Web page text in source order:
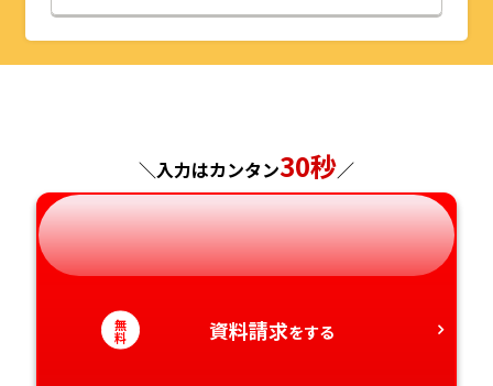
山形県
千葉県
神奈川県
福井県
長野県
岐阜県
静岡県
愛知県
京都府
兵庫県
奈良県
和歌山県
島根県
広島県
山口県
香川県
福岡県
長崎県
熊本県
宮崎県
＼入力はカンタン30秒／
無
料 資料請求をする